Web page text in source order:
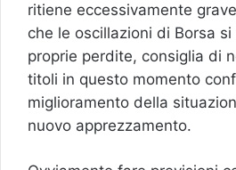
ritiene eccessivamente
che le oscillazioni di Borsa
proprie perdite, consiglia di
titoli in questo momento
miglioramento della
nuovo apprezzamento.